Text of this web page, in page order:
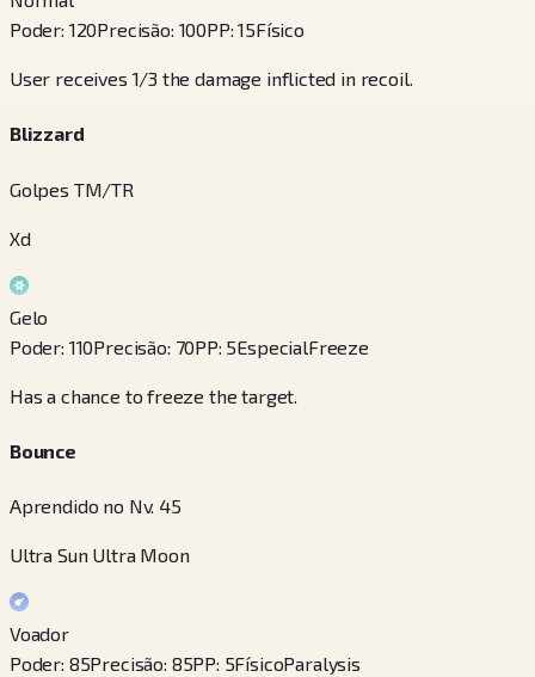
Poder: 120Precisão: 100PP:15Físico
User receives 1/3 the damage inflicted in recoil.
Blizzard
Golpes TM/TR
Xd
Gelo
Poder: 110Precisão: 70PP: 5EspecialFreeze
Has a chance to freeze the target.
Bounce
Aprendido no Nv. 45
Ultra Sun Ultra Moon
Voador
Poder: 85Precisão: 85PP: 5FísicoParalysis